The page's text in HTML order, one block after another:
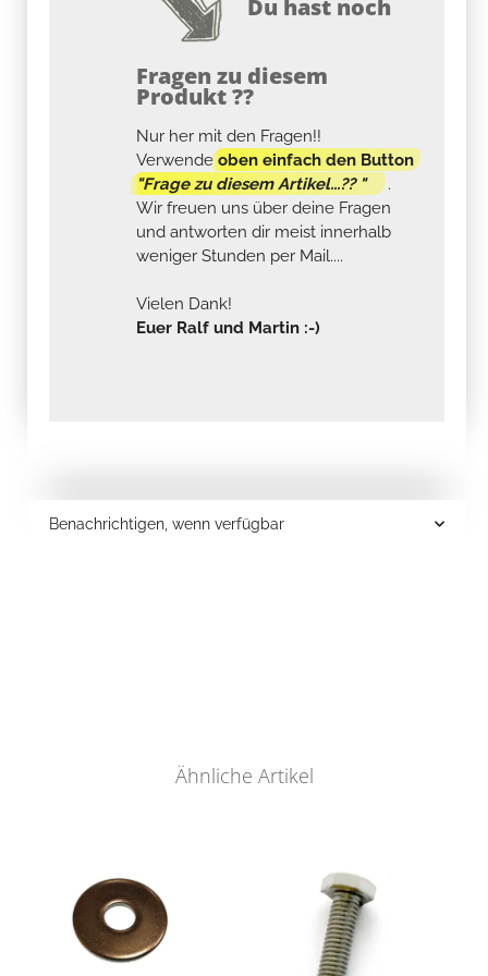
Du hast noch
Fragen zu diesem
Produkt ??
Nur her mit den Fragen!!
Verwendeoben einfach den Button
"Frage zu diesem Artikel...?? "
.
Wir freuen uns über deine Fragen
und antworten dir meist innerhalb
weniger Stunden per Mail....
Vielen Dank!
Euer Ralf und Martin :-)
Benachrichtigen, wenn verfügbar
Ähnliche Artikel